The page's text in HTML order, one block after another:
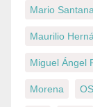
Mario
Maurilio
Miguel Ángel
Morena